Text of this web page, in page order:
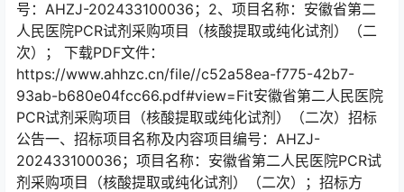
号：AHZJ-202433100036；2、项目名称：安徽省第二
人民医院PCR试剂采购项目（核酸提取或纯化试剂）（二
次）； 下载PDF文件：
https://www.ahhzc.cn/file//c52a58ea-f775-42b7-
93ab-b680e04fcc66.pdf#view=Fit安徽省第二人民医院
PCR试剂采购项目（核酸提取或纯化试剂）（二次）招标
公告一、招标项目名称及内容项目编号：AHZJ-
202433100036；项目名称：安徽省第二人民医院PCR试
剂采购项目（核酸提取或纯化试剂）（二次）；招标方